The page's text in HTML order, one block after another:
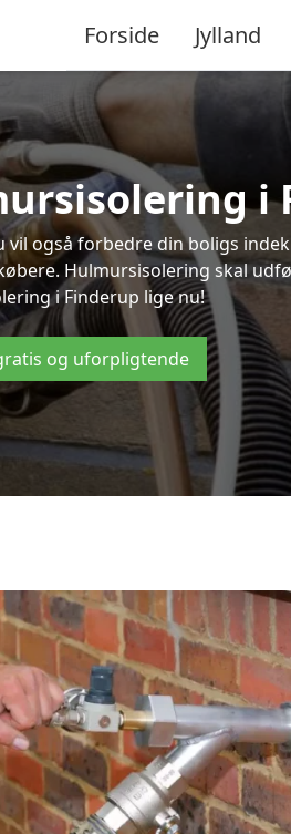
Forside Jylland
i
også forbedre din boligs
Hulmursisolering skal
i Finderup lige nu!
og uforpligtende